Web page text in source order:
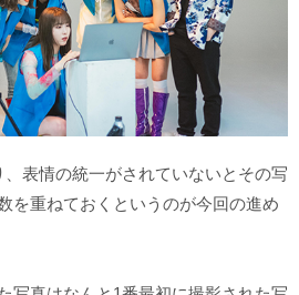
表情の統一がされていないとその写
を重ねておくというのが今回の進め